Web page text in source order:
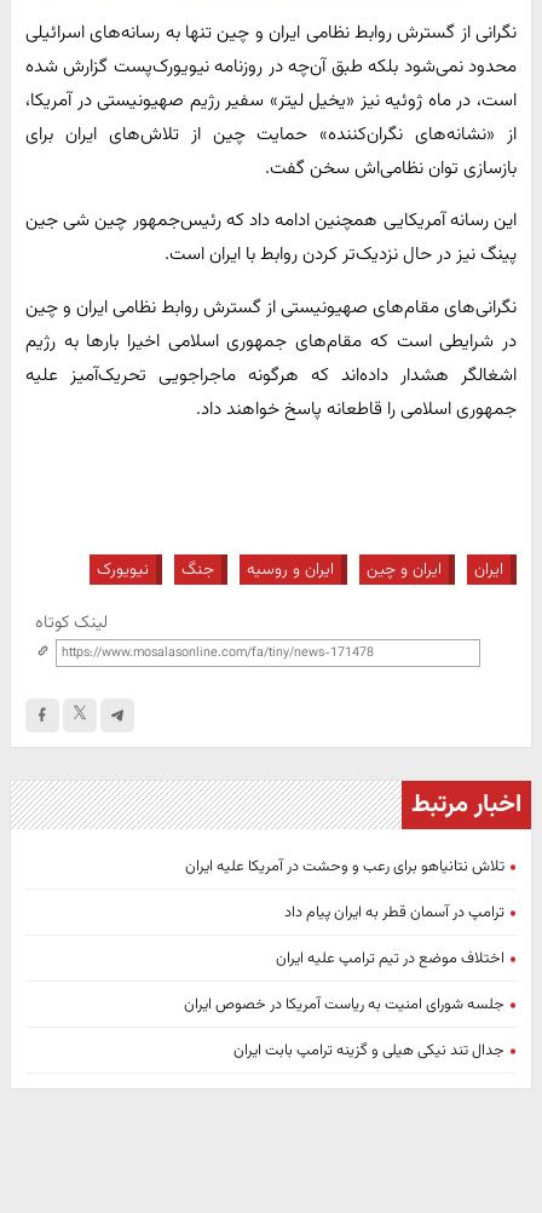
نگرانی از گسترش روابط نظامی ایران و چین تنها به رسانه‌های اسرائیلی
محدود نمی‌شود بلکه طبق آن‌چه در روزنامه نیویورک‌پست گزارش شده
است، در ماه ژوئیه نیز «یخیل لیتر» سفیر رژیم صهیونیستی در آمریکا،
از «نشانه‌های نگران‌کننده» حمایت چین از تلاش‌های ایران برای
بازسازی توان نظامی‌اش سخن گفت.
این رسانه آمریکایی همچنین ادامه داد که رئیس‌جمهور چین شی جین
پینگ نیز در حال نزدیک‌تر کردن روابط با ایران است.
نگرانی‌های مقام‌های صهیونیستی از گسترش روابط نظامی ایران و چین
در شرایطی است که مقام‌های جمهوری اسلامی اخیرا بارها به رژیم
اشغالگر هشدار داده‌اند که هرگونه ماجراجویی تحریک‌آمیز علیه
جمهوری اسلامی را قاطعانه پاسخ خواهند داد.
ایران ایران و چین ایران و روسیه جنگ نیویورک
لینک کوتاه
اخبار مرتبط
تلاش نتانیاهو برای رعب و وحشت در آمریکا علیه ایران
ترامپ در آسمان قطر به ایران پیام داد
اختلاف موضع در تیم ترامپ علیه ایران
جلسه شورای امنیت به ریاست آمریکا در خصوص ایران
جدال تند نیکی هیلی و گزینه ترامپ بابت ایران